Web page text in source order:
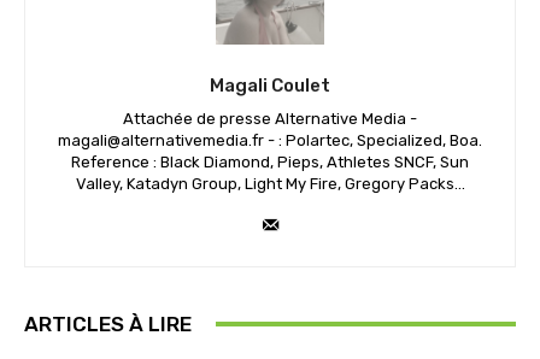
Magali Coulet
Attachée de presse Alternative Media -
magali@alternativemedia.fr - : Polartec, Specialized, Boa.
Reference : Black Diamond, Pieps, Athletes SNCF, Sun
Valley, Katadyn Group, Light My Fire, Gregory Packs...
ARTICLES À LIRE